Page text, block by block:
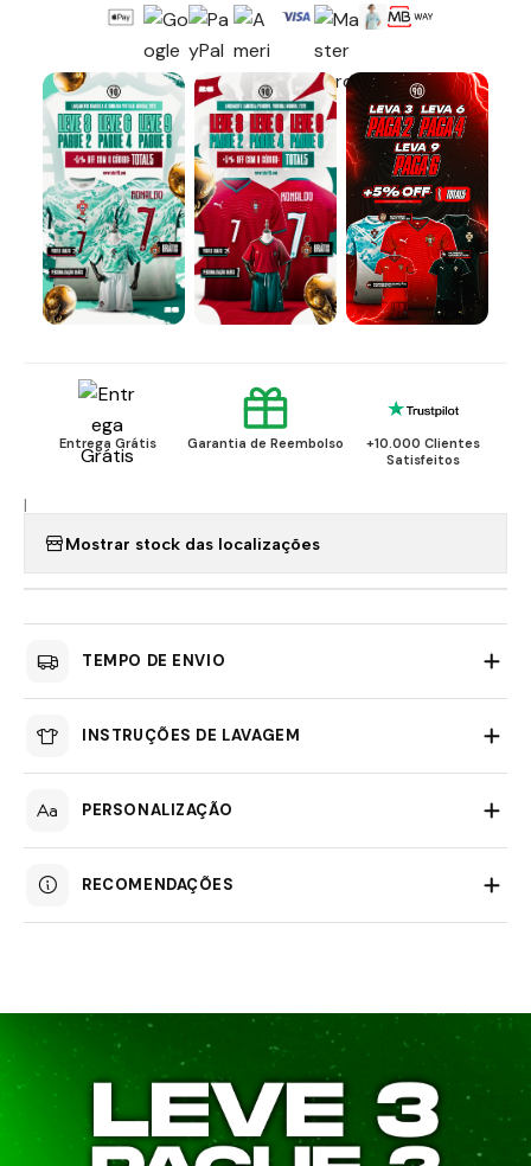
Entrega Grátis Garantia de Reembolso
+10.000 Clientes
Satisfeitos
|
Mostrar stock das localizações
TEMPO DE ENVIO
INSTRUÇÕES DE LAVAGEM
PERSONALIZAÇÃO
RECOMENDAÇÕES